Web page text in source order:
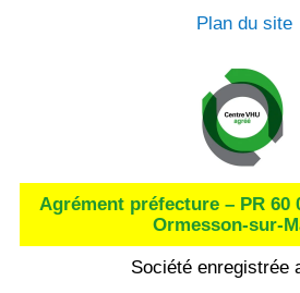
Plan du site
Agrément préfecture – PR 60
Ormesson-sur-
Société enregistrée